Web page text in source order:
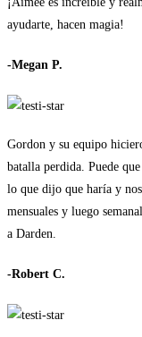
ayudarte, hacen magia!
-Megan P.
Gordon y su equipo
batalla perdida. Puede
lo que dijo que haría y
mensuales y luego
a Darden.
-Robert C.